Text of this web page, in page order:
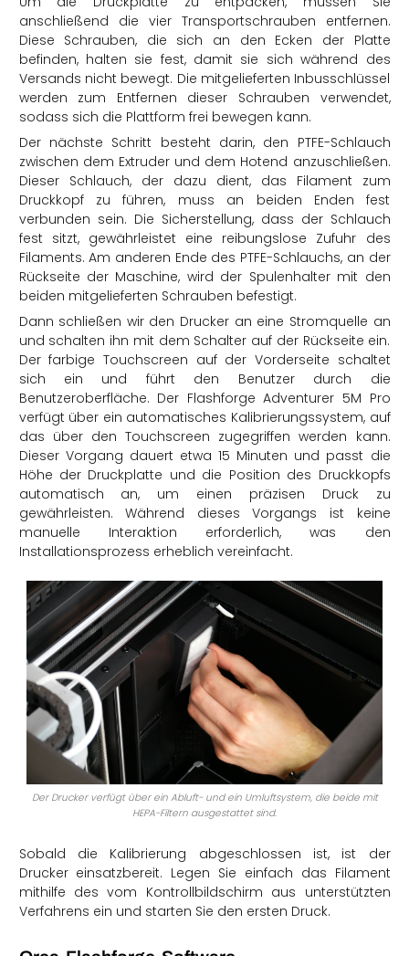
anschließend die vier Transportschrauben entfernen.
Diese Schrauben, die sich an den Ecken der Platte
befinden, halten sie fest, damit sie sich während des
Versands nicht bewegt. Die mitgelieferten Inbusschlüssel
werden zum Entfernen dieser Schrauben verwendet,
sodass sich die Plattform frei bewegen kann.
Der nächste Schritt besteht darin, den PTFE-Schlauch
zwischen dem Extruder und dem Hotend anzuschließen.
Dieser Schlauch, der dazu dient, das Filament zum
Druckkopf zu führen, muss an beiden Enden fest
verbunden sein. Die Sicherstellung, dass der Schlauch
fest sitzt, gewährleistet eine reibungslose Zufuhr des
Filaments. Am anderen Ende des PTFE-Schlauchs, an der
Rückseite der Maschine, wird der Spulenhalter mit den
beiden mitgelieferten Schrauben befestigt.
Dann schließen wir den Drucker an eine Stromquelle an
und schalten ihn mit dem Schalter auf der Rückseite ein.
Der farbige Touchscreen auf der Vorderseite schaltet
sich ein und führt den Benutzer durch die
Benutzeroberfläche. Der Flashforge Adventurer 5M Pro
verfügt über ein automatisches Kalibrierungssystem, auf
das über den Touchscreen zugegriffen werden kann.
Dieser Vorgang dauert etwa 15 Minuten und passt die
Höhe der Druckplatte und die Position des Druckkopfs
automatisch an, um einen präzisen Druck zu
gewährleisten. Während dieses Vorgangs ist keine
manuelle Interaktion erforderlich, was den
Installationsprozess erheblich vereinfacht.
Der Drucker verfügt über ein Abluft- und ein Umluftsystem, die beide mit
HEPA-Filtern ausgestattet sind.
Sobald die Kalibrierung abgeschlossen ist, ist der
Drucker einsatzbereit. Legen Sie einfach das Filament
mithilfe des vom Kontrollbildschirm aus unterstützten
Verfahrens ein und starten Sie den ersten Druck.